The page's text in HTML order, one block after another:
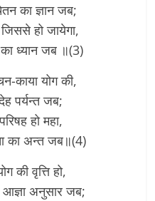
का ज्ञान जब;
जिससे हो जायेगा,
ध्यान जब ॥(3)
काया योग की,
पर्यन्त जब;
हो महा,
का अन्त जब॥(4)
की वृत्ति हो,
अनुसार जब;